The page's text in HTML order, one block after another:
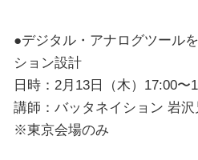
●デジタル・アナログツール
ション設計
⽇時：2⽉13⽇（⽊）17:00〜
講師：バッタネイション 岩沢
※東京会場のみ